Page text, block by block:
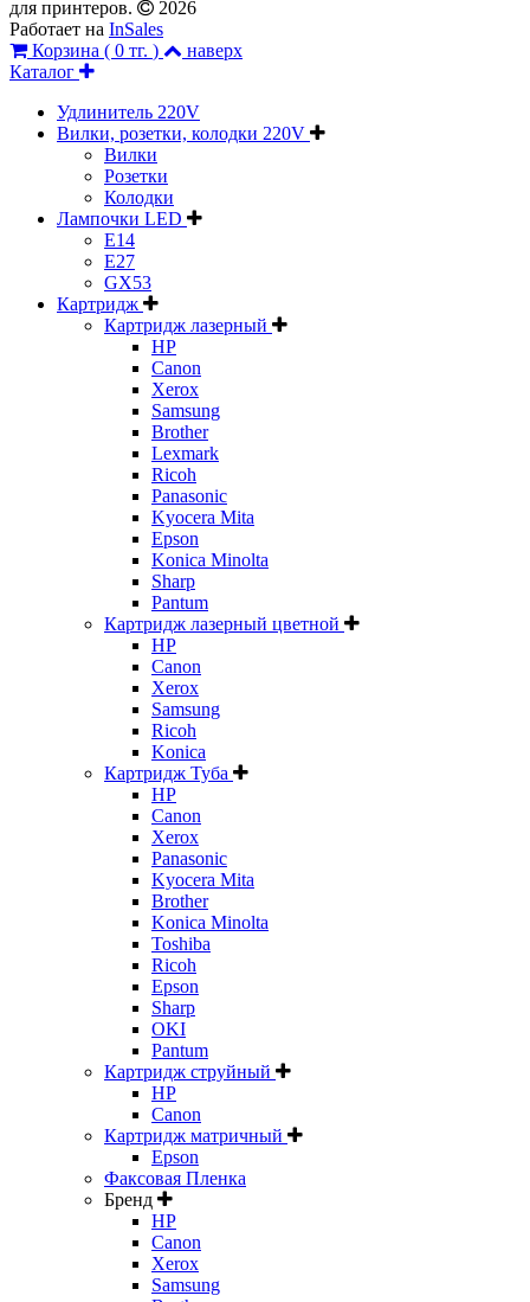
для принтеров.
2026
Работает на InSales
Корзина ( 0 тг. )
наверх
Каталог
Удлинитель 220V
Вилки, розетки, колодки 220V
Вилки
Розетки
Колодки
Лампочки LED
E14
E27
GX53
Картридж
Картридж лазерный
HP
Canon
Xerox
Samsung
Brother
Lexmark
Ricoh
Panasonic
Kyocera Mita
Epson
Konica Minolta
Sharp
Pantum
Картридж лазерный цветной
HP
Canon
Xerox
Samsung
Ricoh
Konica
Картридж Туба
HP
Canon
Xerox
Panasonic
Kyocera Mita
Brother
Konica Minolta
Toshiba
Ricoh
Epson
Sharp
OKI
Pantum
Картридж струйный
HP
Canon
Картридж матричный
Epson
Факсовая Пленка
Бренд
HP
Canon
Xerox
Samsung